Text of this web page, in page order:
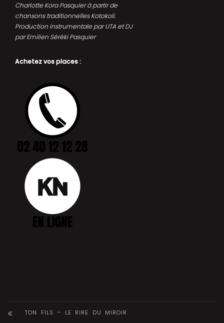
Charlotte Kora Pasquier à partir de
chansons traditionnelles Kotokoli.
Production instrumentale par UTA et DJ
par Emilien Séréki Pasquier
Achetez vos places :
TON FILS – LE RIRE DU MIROIR